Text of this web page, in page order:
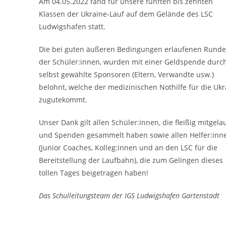
Klassen der Ukraine-Lauf auf dem Gelände des LSC
Ludwigshafen statt.
Die bei guten äußeren Bedingungen erlaufenen
der Schüler:innen, wurden mit einer Geldspende
selbst gewählte Sponsoren (Eltern, Verwandte usw.)
belohnt, welche der medizinischen Nothilfe für die
zugutekommt.
Unser Dank gilt allen Schüler:innen, die fleißig
und Spenden gesammelt haben sowie allen
(Junior Coaches, Kolleg:innen und an den LSC für die
Bereitstellung der Laufbahn), die zum Gelingen dieses
tollen Tages beigetragen haben!
Das Schulleitungsteam der IGS Ludwigshafen Gartenstadt